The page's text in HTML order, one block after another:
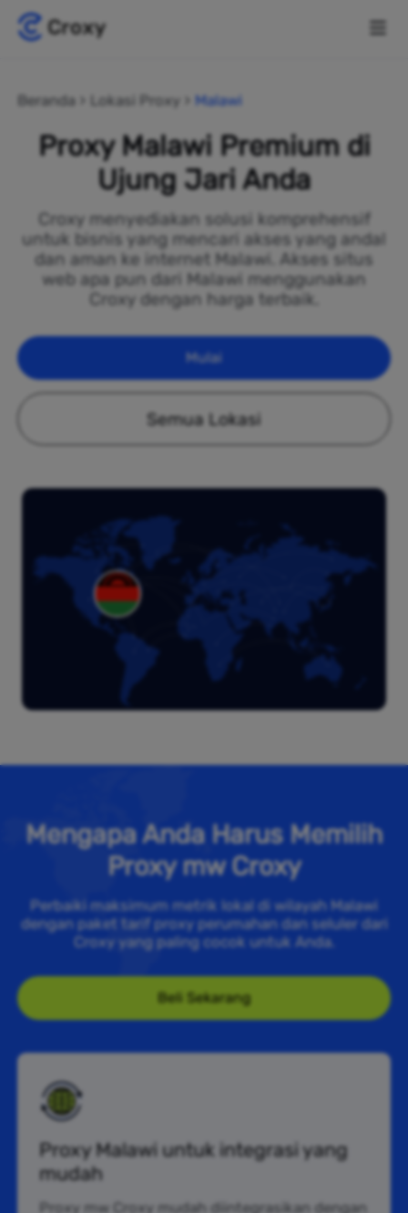
Beranda Lokasi Proxy Malawi
Proxy Malawi Premium di
Ujung Jari Anda
Croxy menyediakan solusi komprehensif
untuk bisnis yang mencari akses yang andal
dan aman ke internet Malawi. Akses situs
web apa pun dari Malawi menggunakan
Croxy dengan harga terbaik.
Mulai
Semua Lokasi
Mengapa Anda Harus Memilih
Proxy mw Croxy
Perbaiki maksimum metrik lokal di wilayah Malawi
dengan paket tarif proxy perumahan dan seluler dari
Croxy yang paling cocok untuk Anda.
Beli Sekarang
Proxy Malawi untuk integrasi yang
mudah
Proxy mw Croxy mudah diintegrasikan dengan